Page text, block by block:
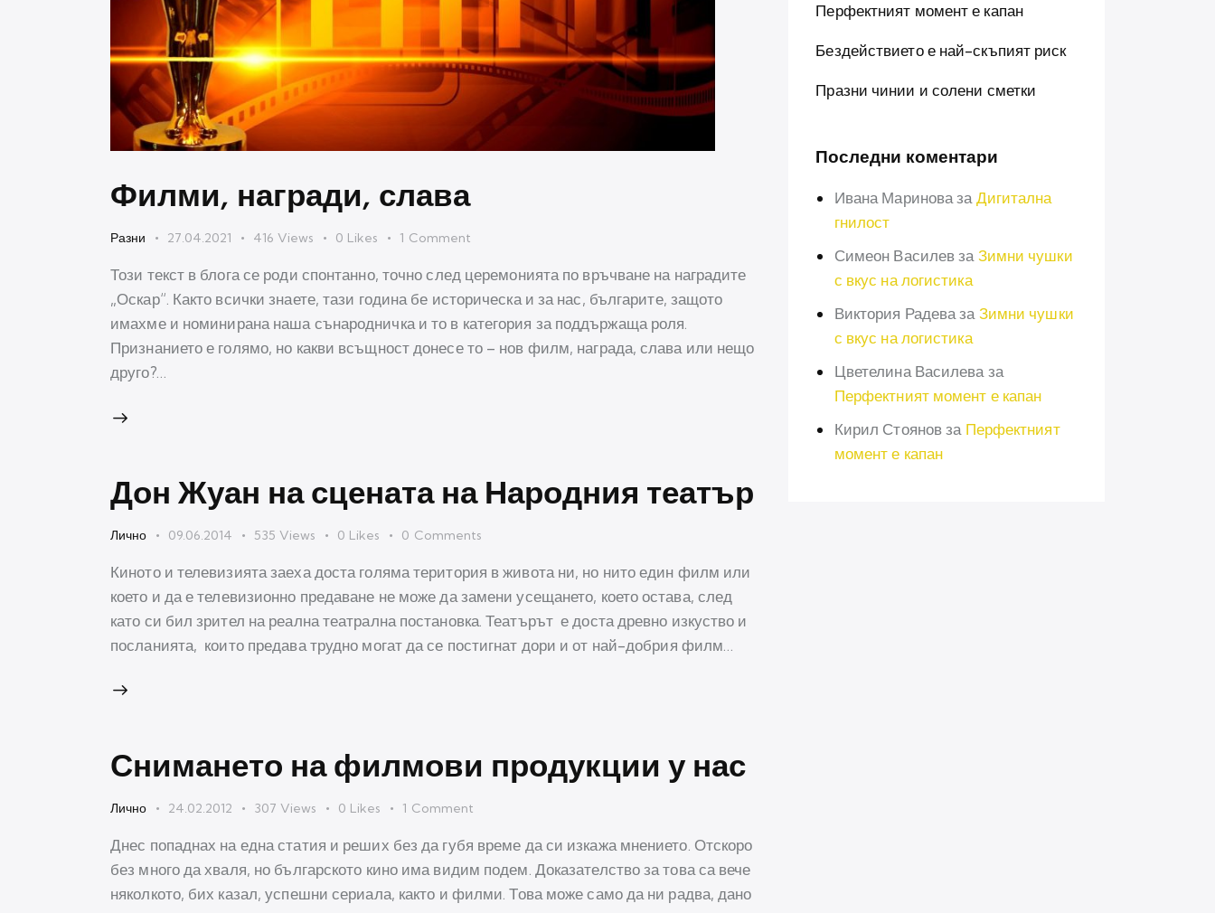
Филми, награди, слава
Разни 27.04.2021 416 Views 0 Likes 1 Comment
Този текст в блога се роди спонтанно, точно след церемонията по връчване на наградите
„Оскар“. Както всички знаете, тази година бе историческа и за нас, българите, защото
имахме и номинирана наша сънародничка и то в категория за поддържаща роля.
Признанието е голямо, но какви всъщност донесе то – нов филм, награда, слава или нещо
друго?…
Дон Жуан на сцената на Народния театър
Лично 09.06.2014 535 Views 0 Likes 0 Comments
Киното и телевизията заеха доста голяма територия в живота ни, но нито един филм или
което и да е телевизионно предаване не може да замени усещането, което остава, след
като си бил зрител на реална театрална постановка. Театърът е доста древно изкуство и
посланията, които предава трудно могат да се постигнат дори и от най-добрия филм…
Снимането на филмови продукции у нас
Лично 24.02.2012 307 Views 0 Likes 1 Comment
Днес попаднах на една статия и реших без да губя време да си изкажа мнението. Отскоро
без много да хваля, но българското кино има видим подем. Доказателство за това са вече
няколкото, бих казал, успешни сериала, както и филми. Това може само да ни радва, дано
Перфектният момент е капан
Бездействието е най-скъпият риск
Празни чинии и солени сметки
Последни коментари
Ивана Мариноваза Дигитална
гнилост
Симеон Василевза Зимни чушки
с вкус на логистика
Виктория Радеваза Зимни чушки
с вкус на логистика
Цветелина Василева за
Перфектният момент е капан
Кирил Стояновза Перфектният
момент е капан